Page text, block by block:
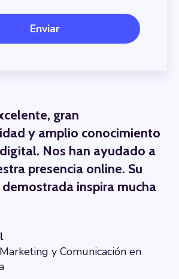
gran
y amplio conocimiento
Nos han ayudado a
presencia online. Su
inspira mucha
y Comunicación en